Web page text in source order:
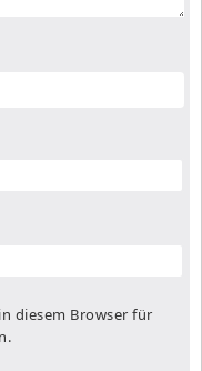
diesem Browser für